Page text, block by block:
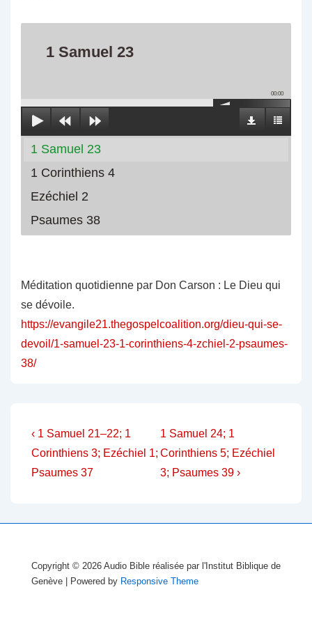
1 Samuel 23
00:00
1 Samuel 23
1 Corinthiens 4
Ezéchiel 2
Psaumes 38
Méditation quotidienne par Don Carson : Le Dieu qui
se dévoile.
https://evangile21.thegospelcoalition.org/dieu-qui-se-
devoil/1-samuel-23-1-corinthiens-4-zchiel-2-psaumes-
38/
Navigation
de
l’article
Previous
Post
is
‹ 1 Samuel 21–22; 1
Corinthiens 3; Ezéchiel 1;
Psaumes 37
Next
Post
is
1 Samuel 24; 1
Corinthiens 5; Ezéchiel
3; Psaumes 39 ›
Copyright © 2026 Audio Bible réalisée par l'Institut Biblique de
Genève
| Powered by Responsive Theme